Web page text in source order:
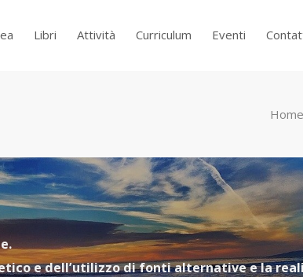
Libri Attività Curriculum Eventi
Home
e dell’utilizzo di fonti alternative e la